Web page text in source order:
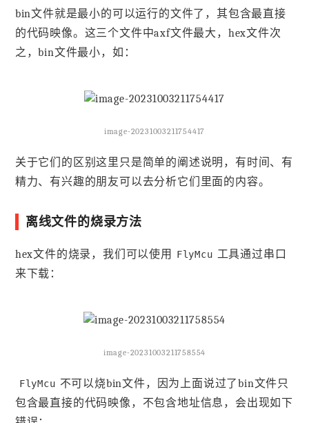
bin文件就是最小的可以运行的文件了，其包含最直接
的代码映像。这三个文件中axf文件最大，hex文件次
之，bin文件最小，如：
image-20231003211754417
关于它们的区别这里只是简单的阐述说明，有时间、有
精力、有兴趣的朋友可以去分析它们里面的内容。
离线文件的烧录方法
hex文件的烧录，我们可以使用 FlyMcu 工具通过串口
来下载：
image-20231003211758554
FlyMcu 不可以烧bin文件，因为上面说过了bin文件只
包含最直接的代码映像，不包含地址信息，会出现如下